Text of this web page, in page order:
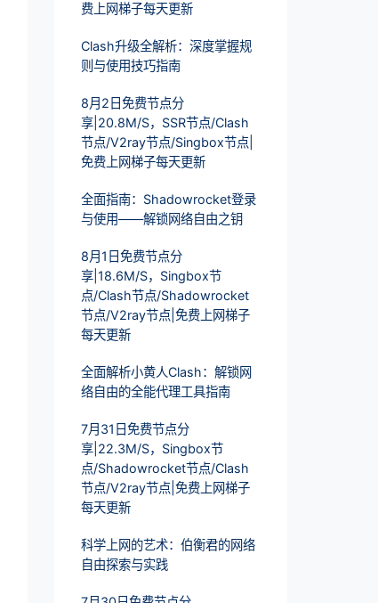
费上网梯子每天更新
Clash升级全解析：深度掌握规
则与使用技巧指南
8月2日免费节点分
享|20.8M/S，SSR节点/Clash
节点/V2ray节点/Singbox节点|
免费上网梯子每天更新
全面指南：Shadowrocket登录
与使用——解锁网络自由之钥
8月1日免费节点分
享|18.6M/S，Singbox节
点/Clash节点/Shadowrocket
节点/V2ray节点|免费上网梯子
每天更新
全面解析小黄人Clash：解锁网
络自由的全能代理工具指南
7月31日免费节点分
享|22.3M/S，Singbox节
点/Shadowrocket节点/Clash
节点/V2ray节点|免费上网梯子
每天更新
科学上网的艺术：伯衡君的网络
自由探索与实践